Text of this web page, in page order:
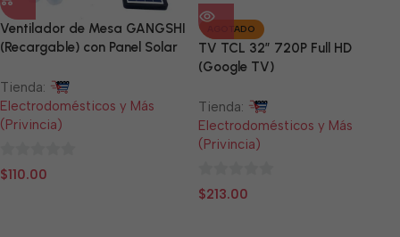
Ventilador de Mesa GANGSHI
(Recargable) con Panel Solar
Tienda:
Electrodomésticos y Más
(Privincia)
0
$110.00
AGOTADO
TV TCL 32” 720P Full HD
(Google TV)
Tienda:
Electrodomésticos y Más
(Privincia)
0
$213.00